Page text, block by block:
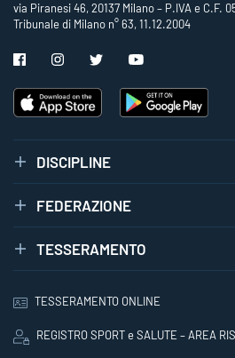
via Piranesi 46, 20137 Milano – P.IVA e C.F.
Tribunale di Milano n° 63, 11.12.2004
DISCIPLINE
FEDERAZIONE
TESSERAMENTO
TESSERAMENTO ONLINE
REGISTRO SPORT e SALUTE – AREA